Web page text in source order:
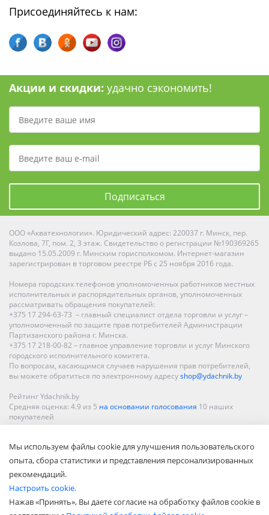
Присоединяйтесь к нам:
Акции и скидки: удачно сэкономить!
Подписаться
ООО «Акватехнологии». Юридический адрес: 220037 г. Минск, пер.
Козлова, 7Г, пом. 2, 3 этаж. Свидетельство о регистрации №190369265
выдано 15.05.2009 г. Минским горисполкомом. Интернет-магазин
зарегистрирован в торговом реестре РБ с 25 ноября 2016 года.
Номера городских телефонов уполномоченных работников местных
исполнительных и распорядительных органов, уполномоченных
рассматривать обращения покупателей:
+375 17 294-63-73 – главный специалист отдела торговли и услуг –
уполномоченный по защите прав потребителей Администрации
Партизанского района г. Минска.
+375 17 218-00-82 – главное управление торговли и услуг Минского
городского исполнительного комитета.
По вопросам, касающимся случаев нарушения прав потребителей,
вы можете обратиться по электронному адресуshop@ydachnik.by
Рейтинг Ydachnik.by
Средняя оценка: 4.9 из 5 на основании голосования 10 наших
покупателей
Гродно, Могилеве, Бобруйске, Барановичах, Молодечно,
Новополоцке, Пинске, Солигорске. При заказе в интернет-магазине
доставка осуществляется по всей Беларуси.
Мы используем файлы cookie для улучшения пользовательского
опыта, сбора статистики и представления персонализированных
рекомендаций.
Настроить cookie.
Нажав «Принять», Вы даете согласие на обработку файлов cookie в